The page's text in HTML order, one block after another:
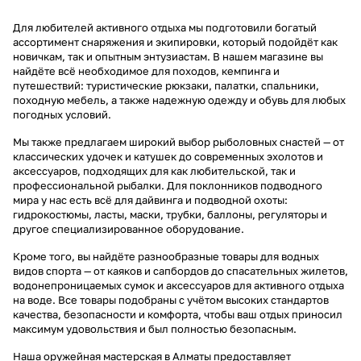
Для любителей активного отдыха мы подготовили богатый
ассортимент снаряжения и экипировки, который подойдёт как
новичкам, так и опытным энтузиастам. В нашем магазине вы
найдёте всё необходимое для походов, кемпинга и
путешествий: туристические рюкзаки, палатки, спальники,
походную мебель, а также надежную одежду и обувь для любых
погодных условий.
Мы также предлагаем широкий выбор рыболовных снастей — от
классических удочек и катушек до современных эхолотов и
аксессуаров, подходящих для как любительской, так и
профессиональной рыбалки. Для поклонников подводного
мира у нас есть всё для дайвинга и подводной охоты:
гидрокостюмы, ласты, маски, трубки, баллоны, регуляторы и
другое специализированное оборудование.
Кроме того, вы найдёте разнообразные товары для водных
видов спорта — от каяков и сапбордов до спасательных жилетов,
водонепроницаемых сумок и аксессуаров для активного отдыха
на воде. Все товары подобраны с учётом высоких стандартов
качества, безопасности и комфорта, чтобы ваш отдых приносил
максимум удовольствия и был полностью безопасным.
Наша оружейная мастерская в Алматы предоставляет